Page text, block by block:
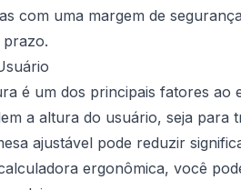
com uma margem de
prazo.
é um dos principais fatores ao
a altura do usuário, seja
ajustável pode reduzir
ergonômica, você